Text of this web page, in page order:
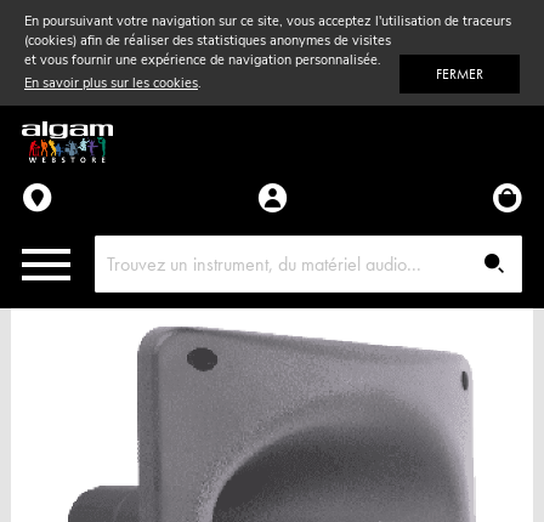
En poursuivant votre navigation sur ce site, vous acceptez l'utilisation de traceurs
(cookies) afin de réaliser des statistiques anonymes de visites
et vous fournir une expérience de navigation personnalisée.
En savoir plus sur les cookies. FERMER
Vent& Violon
Accessoires
Pièces détachées